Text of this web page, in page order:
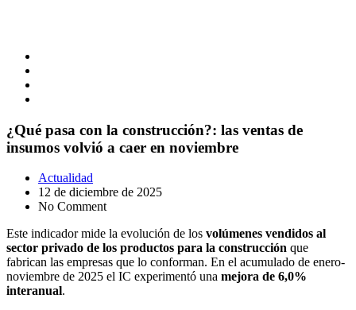
¿Qué pasa con la construcción?: las ventas de
insumos volvió a caer en noviembre
Actualidad
12 de diciembre de 2025
No Comment
Este indicador mide la evolución de los volúmenes vendidos al
sector privado de los productos para la construcción que
fabrican las empresas que lo conforman. En el acumulado de enero-
noviembre de 2025 el IC experimentó una mejora de 6,0%
interanual.